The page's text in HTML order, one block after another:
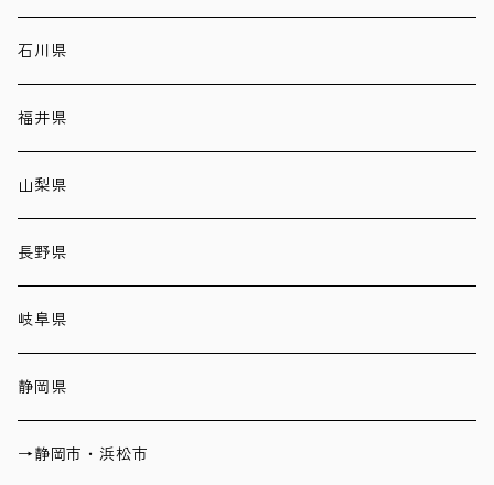
石川県
福井県
山梨県
長野県
岐阜県
静岡県
→静岡市・浜松市